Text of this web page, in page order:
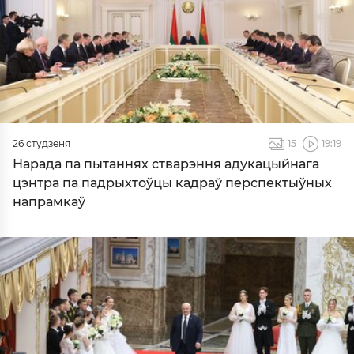
26 студзеня 15 19:19
Нарада па пытаннях стварэння адукацыйнага
цэнтра па падрыхтоўцы кадраў перспектыўных
напрамкаў